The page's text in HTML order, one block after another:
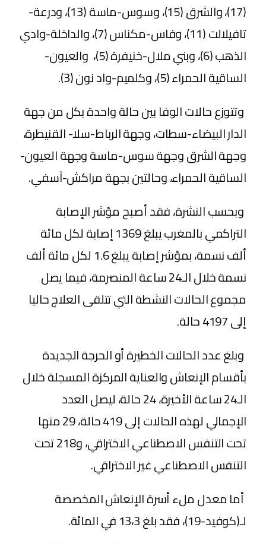
(17)، والشرق (15)، وسوس-ماسة (13)، ودرعة-
تافيلالت (11)، وفاس-مكناس (7)، والداخلة-وادي
الذهب (6)، وبني ملال-خنيفرة (5)، والعيون-
الساقية الحمراء (5)، وكلميم-واد نون (3).
وتتوزع حالات الوفا بين حالة واحدة بكل من جهة
الدار البيضاء-سطات، وجهة الرباط-سلا- القنيطرة،
وجهة الشرق وجهة سوس-ماسة وجهة العيون-
الساقية الحمراء، وحالتين بجهة مراكش-آسفي.
وبحسب النشرة، فقد أصبح مؤشر الإصابة
التراكمي بالمغرب يبلغ 1369 إصابة لكل مائة
ألف نسمة، بمؤشر إصابة يبلغ 1.6 لكل مائة ألف
نسمة خلال الـ24 ساعة المنصرمة، فيما يصل
مجموع الحالات النشطة التي تتلقى العلاج حاليا
إلى 4197 حالة.
وبلغ عدد الحالات الخطيرة أو الحرجة الجديدة
بأقسام الإنعاش والعناية المركزة المسجلة خلال
الـ24 ساعة الأخيرة، 24 حالة، ليصل العدد
الإجمالي لهذه الحالات إلى 419 حالة، 29 منها
تحت التنفس الاصطناعي الاختراقي، و218 تحت
التنفس الاصطناعي غير الاختراقي.
أما معدل ملء أسرة الإنعاش المخصصة
لـ(كوفيد-19)، فقد بلغ 13،3 في المائة.